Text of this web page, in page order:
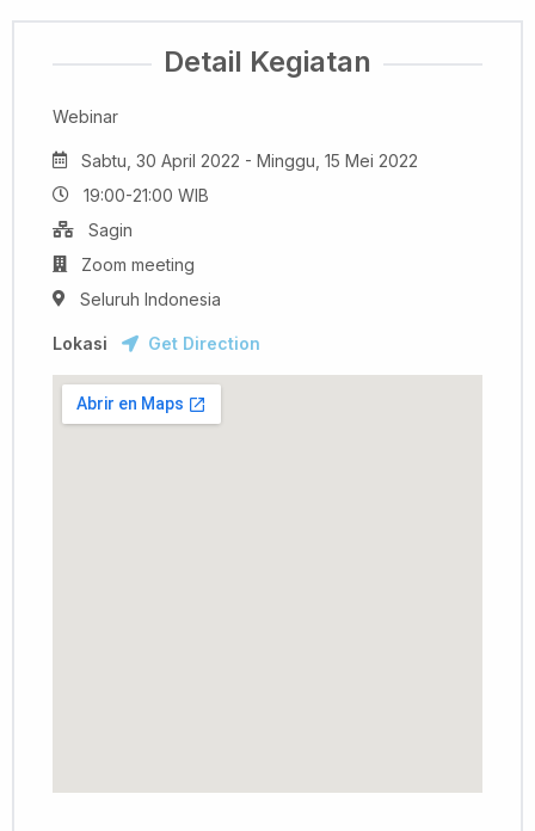
Detail Kegiatan
Webinar
Sabtu, 30 April 2022 - Minggu, 15 Mei 2022
19:00-21:00 WIB
Sagin
Zoom meeting
Seluruh Indonesia
Lokasi Get Direction